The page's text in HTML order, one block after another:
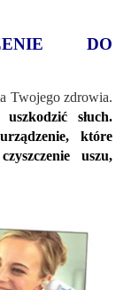
DO
Twojego zdrowia.
uszkodzić słuch.
które
uszu,